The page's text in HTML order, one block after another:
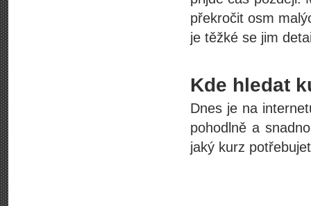
překročit osm
je těžké se jim
Kde hledat
Dnes je na
pohodlně a
jaký kurz